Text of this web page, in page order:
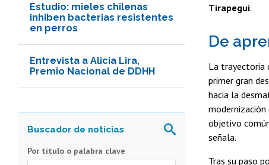
Estudio: mieles chilenas
inhiben bacterias resistentes
en perros
Entrevista a Alicia Lira,
Premio Nacional de DDHH
Tirapegui.
De
La trayectoria
primer gran
hacia la
modernización
objetivo
señala.
Tras su paso
Por título o palabra clave